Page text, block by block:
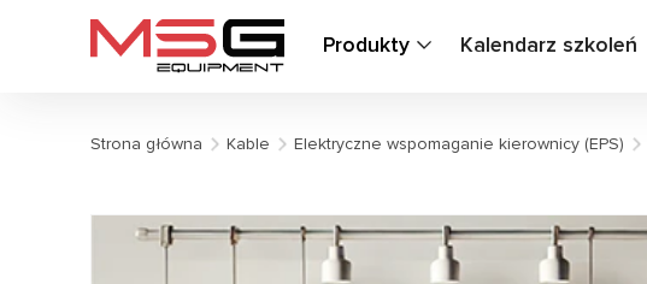
Produkty Kalendarz szkoleń
Strona główna Kable Elektryczne wspomaganie kierownicy (EPS)